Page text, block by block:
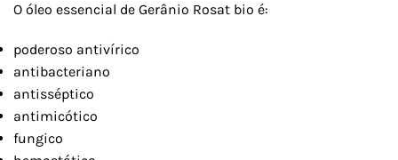
O óleo essencial de Gerânio Rosat bio é:
poderoso antivírico
antibacteriano
antisséptico
antimicótico
fungico